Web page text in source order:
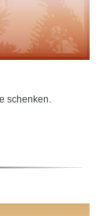
schenken.